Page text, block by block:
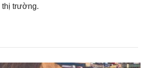
thị trường.